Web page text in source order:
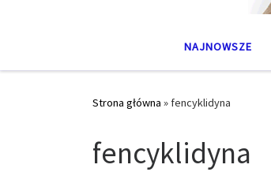
NAJNOWSZE
Strona główna »fencyklidyna
fencyklidyna